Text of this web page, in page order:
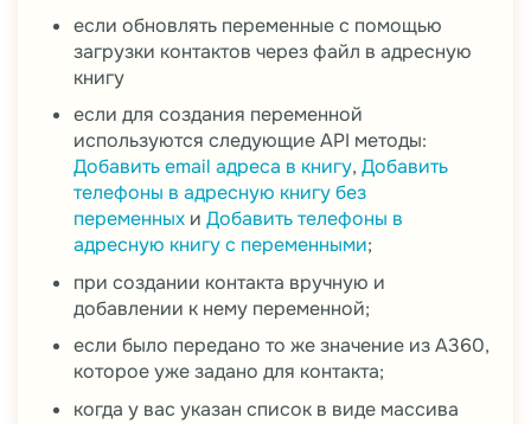
если обновлять переменные с помощью
загрузки контактов через файл в адресную
книгу
если для создания переменной
используются следующие API методы:
Добавить email адреса в книгу, Добавить
телефоны в адресную книгу без
переменных и Добавить телефоны в
адресную книгу с переменными;
при создании контакта вручную и
добавлении к нему переменной;
если было передано то же значение из А360,
которое уже задано для контакта;
когда у вас указан список в виде массива